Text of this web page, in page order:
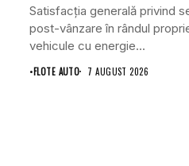
Satisfacția generală privind
post-vânzare în rândul
vehicule cu energie...
•FLOTE AUTO 7 AUGUST 2026